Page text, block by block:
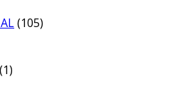
(105)
(1)